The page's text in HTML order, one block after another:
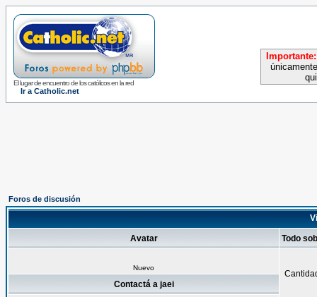
El lugar de encuentro de los católicos en la red
Ir a Catholic.net
Importante:
Foros de discusión
Avatar Todo
Nuevo
Contactá a jaei